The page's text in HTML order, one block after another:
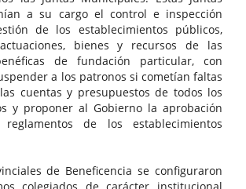
a su cargo el control e inspección
de los establecimientos públicos,
bienes y recursos de las
de fundación particular, con
a los patronos si cometían faltas
cuentas y presupuestos de todos los
y proponer al Gobierno la aprobación
de los establecimientos
de Beneficencia se configuraron